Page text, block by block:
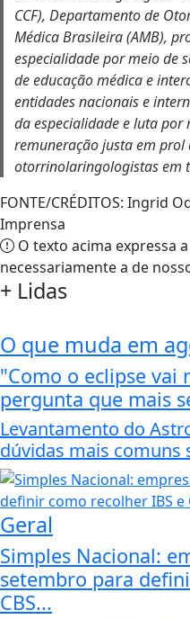
CCF), Departamento de
Médica Brasileira (AMB),
especialidade por meio de
de educação médica e
entidades nacionais e
da especialidade e luta
remuneração justa em prol
otorrinolaringologistas em
FONTE/CRÉDITOS: Ingrid
Imprensa
O texto acima expressa
necessariamente a de
+ Lidas
O que muda em
"Como o eclipse vai
pergunta que mais
Levantamento do
dúvidas mais comuns
Geral
Simples Nacional:
setembro para
CBS...